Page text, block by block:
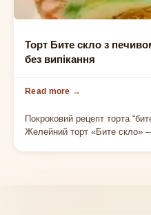
ДЕСЕРТИ БЕЗ ВИПІКАННЯ
Торт Бите скло з
без випікання
Покроковий рецепт торта
Желейний торт «Бите скло»